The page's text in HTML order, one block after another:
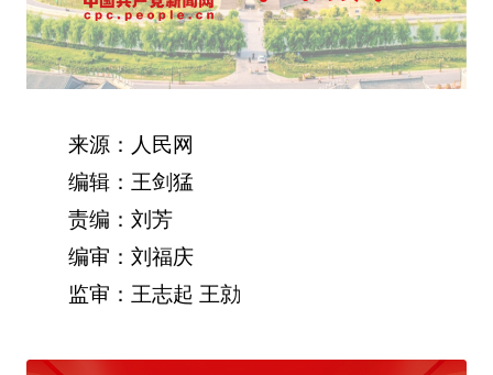
来源：人民网
编辑：王剑猛
责编：刘芳
编审：刘福庆
监审：王志起 王勍